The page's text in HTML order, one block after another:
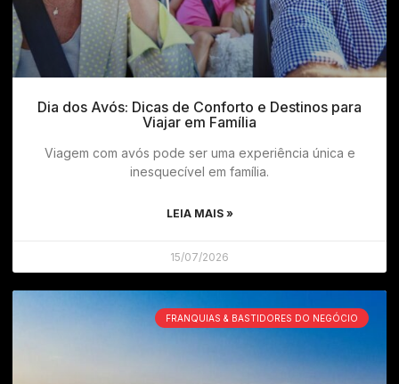
Dia dos Avós: Dicas de Conforto e Destinos para
Viajar em Família
Viagem com avós pode ser uma experiência única e
inesquecível em família.
LEIA MAIS »
15/07/2026
FRANQUIAS & BASTIDORES DO NEGÓCIO